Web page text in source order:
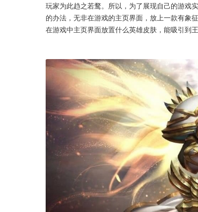
玩家为此趋之若鹜。所以，为了展现自己的游戏
的办法，无非在游戏的主页界面，放上一款有象
在游戏中主页界面放置什么英雄皮肤，能吸引到